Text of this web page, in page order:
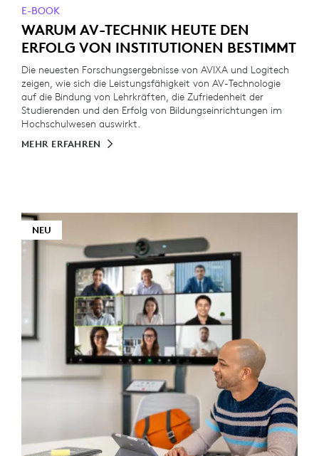
E-BOOK
WARUM AV-TECHNIK HEUTE DEN
ERFOLG VON INSTITUTIONEN BESTIMMT
Die neuesten Forschungsergebnisse von AVIXA und Logitech
zeigen, wie sich die Leistungsfähigkeit von AV-Technologie
auf die Bindung von Lehrkräften, die Zufriedenheit der
Studierenden und den Erfolg von Bildungseinrichtungen im
Hochschulwesen auswirkt.
MEHR ERFAHREN
NEU